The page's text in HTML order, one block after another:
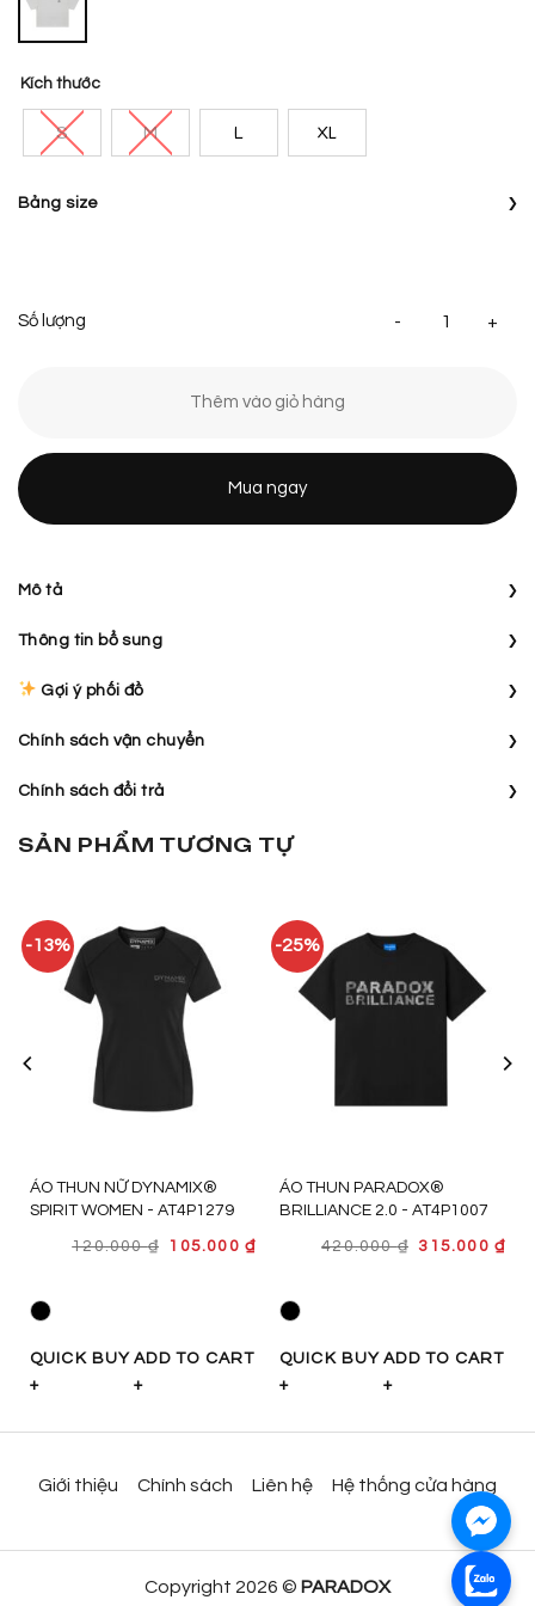
Kích thước
S M L XL
Bảng size ›
Thêm vào giỏ hàng
Mua ngay
Mô tả ›
Thông tin bổ sung ›
Gợi ý phối đồ ›
Chính sách vận chuyển ›
Chính sách đổi trả ›
SẢN PHẨM TƯƠNG TỰ
-13%
ÁO THUN NỮ DYNAMIX®
SPIRIT WOMEN - AT4P1279
120.000₫
GIÁ
105.000 ₫GIÁ
105.000 ₫.
QUICK BUY
+
ADD TO CART
+
-25%
ÁO THUN PARADOX®
BRILLIANCE 2.0 - AT4P1007
420.000₫ GIÁ
315.000 ₫GIÁ
QUICK BUY
+
ADD TO CART
+
Giới thiệu Chính sách Liên hệ Hệ thống cửa hàng
Copyright 2026 © PARADOX